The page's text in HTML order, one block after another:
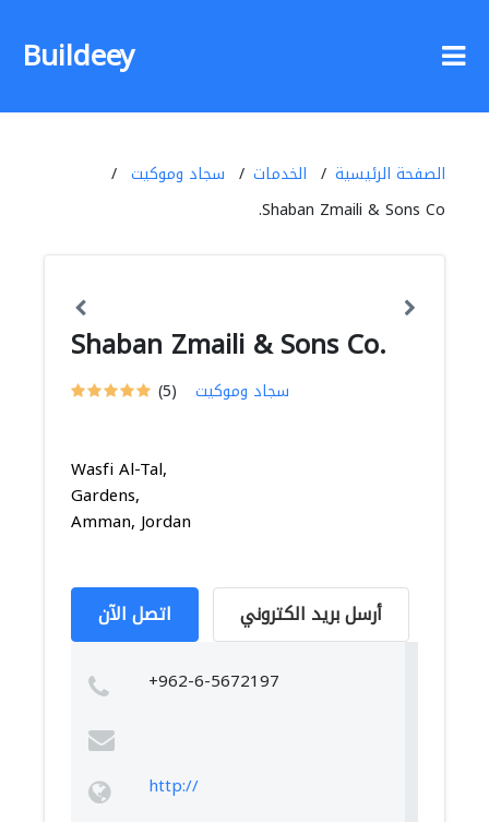
Buildeey
الصفحة الرئيسية الخدمات
سجاد وموكيت
Shaban Zmaili & Sons Co.
Shaban Zmaili & Sons Co.
(5) سجاد وموكيت
Wasfi Al-Tal,
Gardens,
Amman, Jordan
اتصل الآن أرسل بريد الكتروني
+962-6-5672197
http://